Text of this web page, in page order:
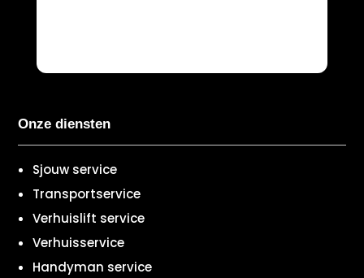
Onze diensten
Sjouw service
Transportservice
Verhuislift service
Verhuisservice
Handyman service